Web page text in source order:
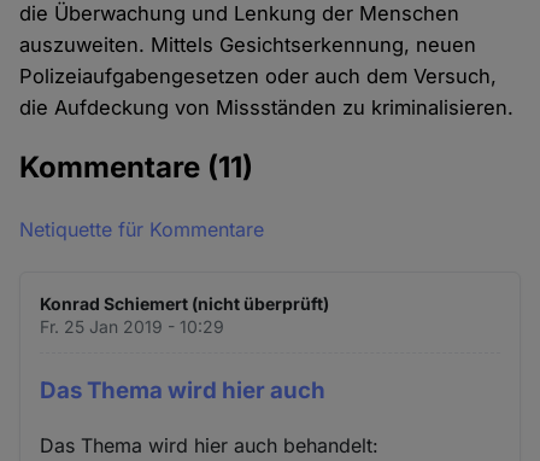
die Überwachung und Lenkung der Menschen
auszuweiten. Mittels Gesichtserkennung, neuen
Polizeiaufgabengesetzen oder auch dem Versuch,
die Aufdeckung von Missständen zu kriminalisieren.
Kommentare (11)
Netiquette für Kommentare
Konrad Schiemert (nicht überprüft)
Fr. 25 Jan 2019 - 10:29
Das Thema wird hier auch
Das Thema wird hier auch behandelt: